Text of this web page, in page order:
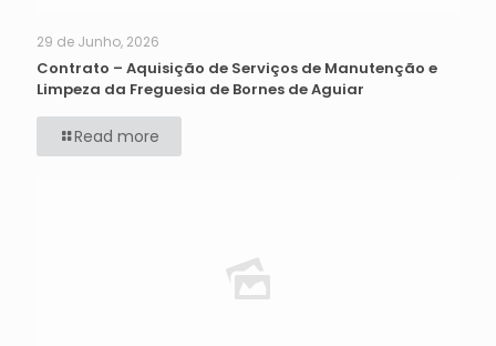
29 de Junho, 2026
Contrato – Aquisição de Serviços de Manutenção e
Limpeza da Freguesia de Bornes de Aguiar
Read more